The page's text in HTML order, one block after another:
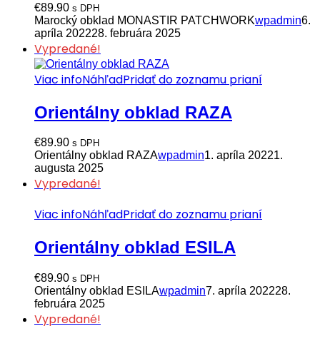
€89.90 s DPH
Marocký obklad MONASTIR PATCHWORKwpadmin6.
apríla 202228. februára 2025
Vypredané!
Viac infoNáhľadPridať do zoznamu prianí
Orientálny obklad RAZA
€89.90 s DPH
Orientálny obklad RAZAwpadmin1. apríla 20221.
augusta 2025
Vypredané!
Viac infoNáhľadPridať do zoznamu prianí
Orientálny obklad ESILA
€89.90 s DPH
Orientálny obklad ESILAwpadmin7. apríla 202228.
februára 2025
Vypredané!